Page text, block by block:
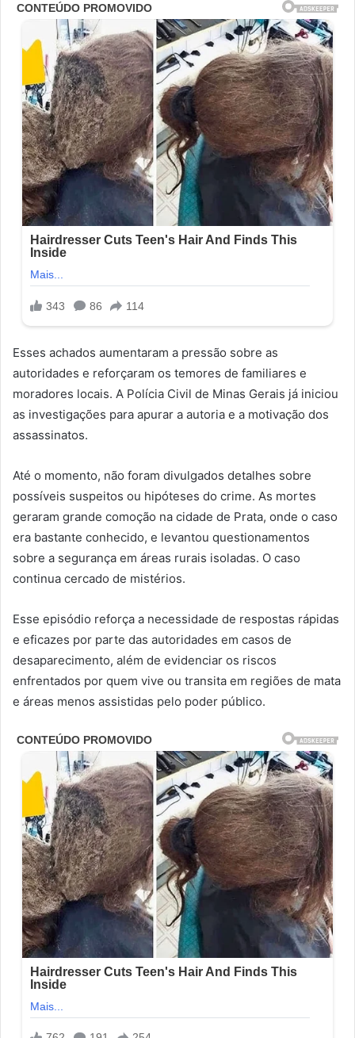
Esses achados aumentaram a pressão sobre as
autoridades e reforçaram os temores de familiares e
moradores locais. A Polícia Civil de Minas Gerais já iniciou
as investigações para apurar a autoria e a motivação dos
assassinatos.
Até o momento, não foram divulgados detalhes sobre
possíveis suspeitos ou hipóteses do crime. As mortes
geraram grande comoção na cidade de Prata, onde o caso
era bastante conhecido, e levantou questionamentos
sobre a segurança em áreas rurais isoladas. O caso
continua cercado de mistérios.
Esse episódio reforça a necessidade de respostas rápidas
e eficazes por parte das autoridades em casos de
desaparecimento, além de evidenciar os riscos
enfrentados por quem vive ou transita em regiões de mata
e áreas menos assistidas pelo poder público.